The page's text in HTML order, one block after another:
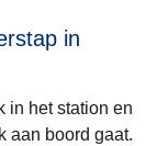
in
in het station en
aan boord gaat.